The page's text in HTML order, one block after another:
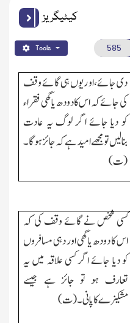
کیٹیگریز
Tools
دی جائے،او ر یوں ہی گائے وقف
کی جائے کہ اس کا دودھ یا گھی فقراء
کو دیا جائے اگر لوگ یہ عادت
بنالیں تو مجھے امید ہے کہ جائز ہوگا۔
(ت)
کسی شخص نے گائے وقف کی کہ
اس کا دودھ یا گھی اور دہی مسافروں
کو دیا جائے اگر کسی علاقہ میں یہ
تعارف ہو تو جائز ہے جیسے
مشکیزے کا پانی۔(ت)